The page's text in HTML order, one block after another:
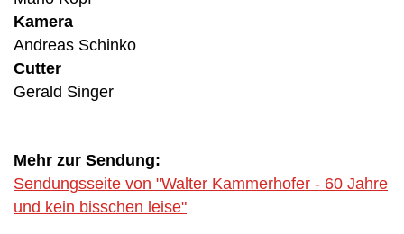
Kamera
Andreas Schinko
Cutter
Gerald Singer
Mehr zur Sendung:
Sendungsseite von "Walter Kammerhofer - 60 Jahre
und kein bisschen leise"